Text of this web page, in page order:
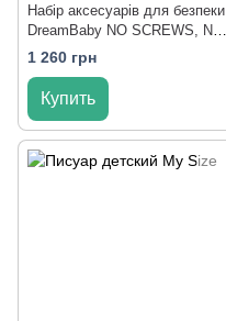
Набір аксесуарів для безпеки
DreamBaby NO SCREWS, NO
TOOLS
1 260 грн
Купить